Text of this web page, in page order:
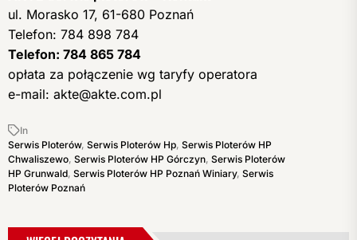
ul. Morasko 17, 61-680 Poznań
Telefon: 784 898 784
Telefon: 784 865 784
opłata za połączenie wg taryfy operatora
e-mail: akte@akte.com.pl
In
Serwis Ploterów, Serwis Ploterów Hp, Serwis Ploterów HP
Chwaliszewo, Serwis Ploterów HP Górczyn, Serwis Ploterów
HP Grunwald, Serwis Ploterów HP Poznań Winiary, Serwis
Ploterów Poznań